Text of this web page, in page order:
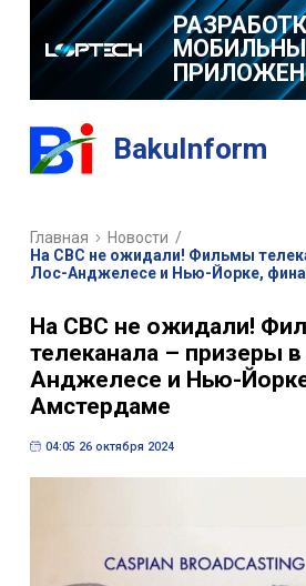
BakuInform
Главная Новости /
На CBC не ожидали! Фильмы
Лос-Анджелесе и Нью-Йорке,
На CBC не ожидали!
телеканала – призеры
Анджелесе и Нью-
Амстердаме
04:05 26 октября 2024